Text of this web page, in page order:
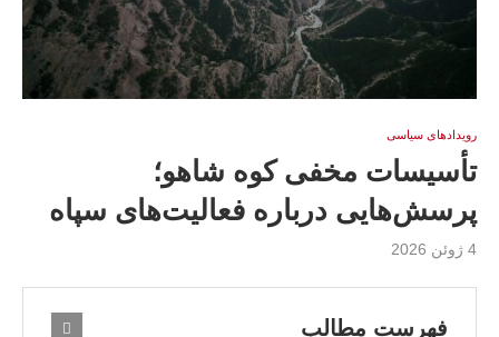
رویدادهای سیاسی
تأسیسات مخفی کوه شاهو؛
پرسش‌هایی درباره فعالیت‌های سپاه
4 ژوئن 2026
فهرست مطالب